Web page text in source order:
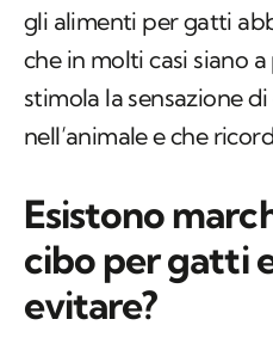
gli alimenti per gatti
che in molti casi siano
stimola la sensazione
nell’animale e che
Esistono
cibo per gatti
evitare?